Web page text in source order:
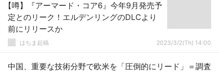
【噂】『アーマード・コア6』今年9月発売予
定とのリーク！エルデンリングのDLCより
前にリリースか
はちま起稿 2023/3/2(Th) 14:00
中国、重要な技術分野で欧米を「圧倒的にリード」＝調査